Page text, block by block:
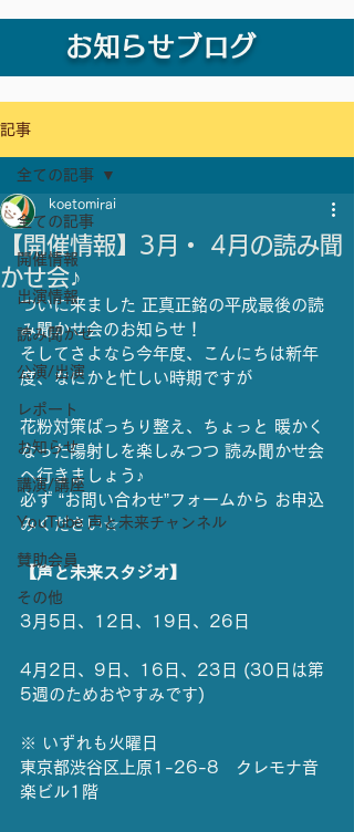
お知らせブログ
記事
全ての記事
開催情報
出演情報
読み聞かせ
公演/出演
レポート
お知らせ
講演/講座
YouTube 声と未来チャンネル
賛助会員
その他
全ての記事
【開催情報】3月・ 4月の読み聞
かせ会♪
koetomirai
ついに来ました 正真正銘の平成最後の読
み聞かせ会のお知らせ！
そしてさよなら今年度、こんにちは新年
度、なにかと忙しい時期ですが
花粉対策ばっちり整え、ちょっと 暖かく
なった陽射しを楽しみつつ 読み聞かせ会
へ行きましょう♪
必ず “お問い合わせ”フォームから お申込
みください☆
【声と未来スタジオ】
3月5日、12日、19日、26日
4月2日、9日、16日、23日 (30日は第
5週のためおやすみです)
※ いずれも火曜日
東京都渋谷区上原1-26-8　クレモナ音
楽ビル1階